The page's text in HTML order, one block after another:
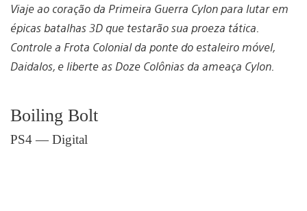
Viaje ao coração da Primeira Guerra Cylon para lutar em
épicas batalhas 3D que testarão sua proeza tática.
Controle a Frota Colonial da ponte do estaleiro móvel,
Daidalos, e liberte as Doze Colônias da ameaça Cylon.
Boiling Bolt
PS4 — Digital